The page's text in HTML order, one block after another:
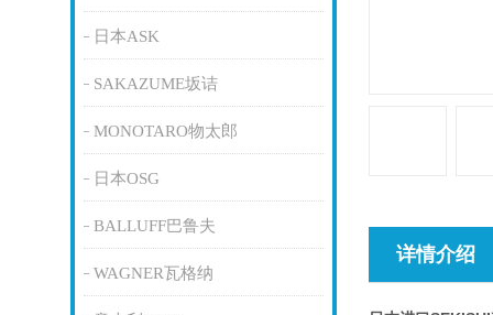
日本ASK
SAKAZUME坂诘
MONOTARO物太郎
日本OSG
BALLUFF巴鲁夫
WAGNER瓦格纳
详情介绍